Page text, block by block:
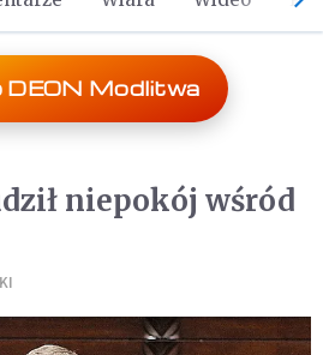
DEON Modlitwa
niepokój wśród